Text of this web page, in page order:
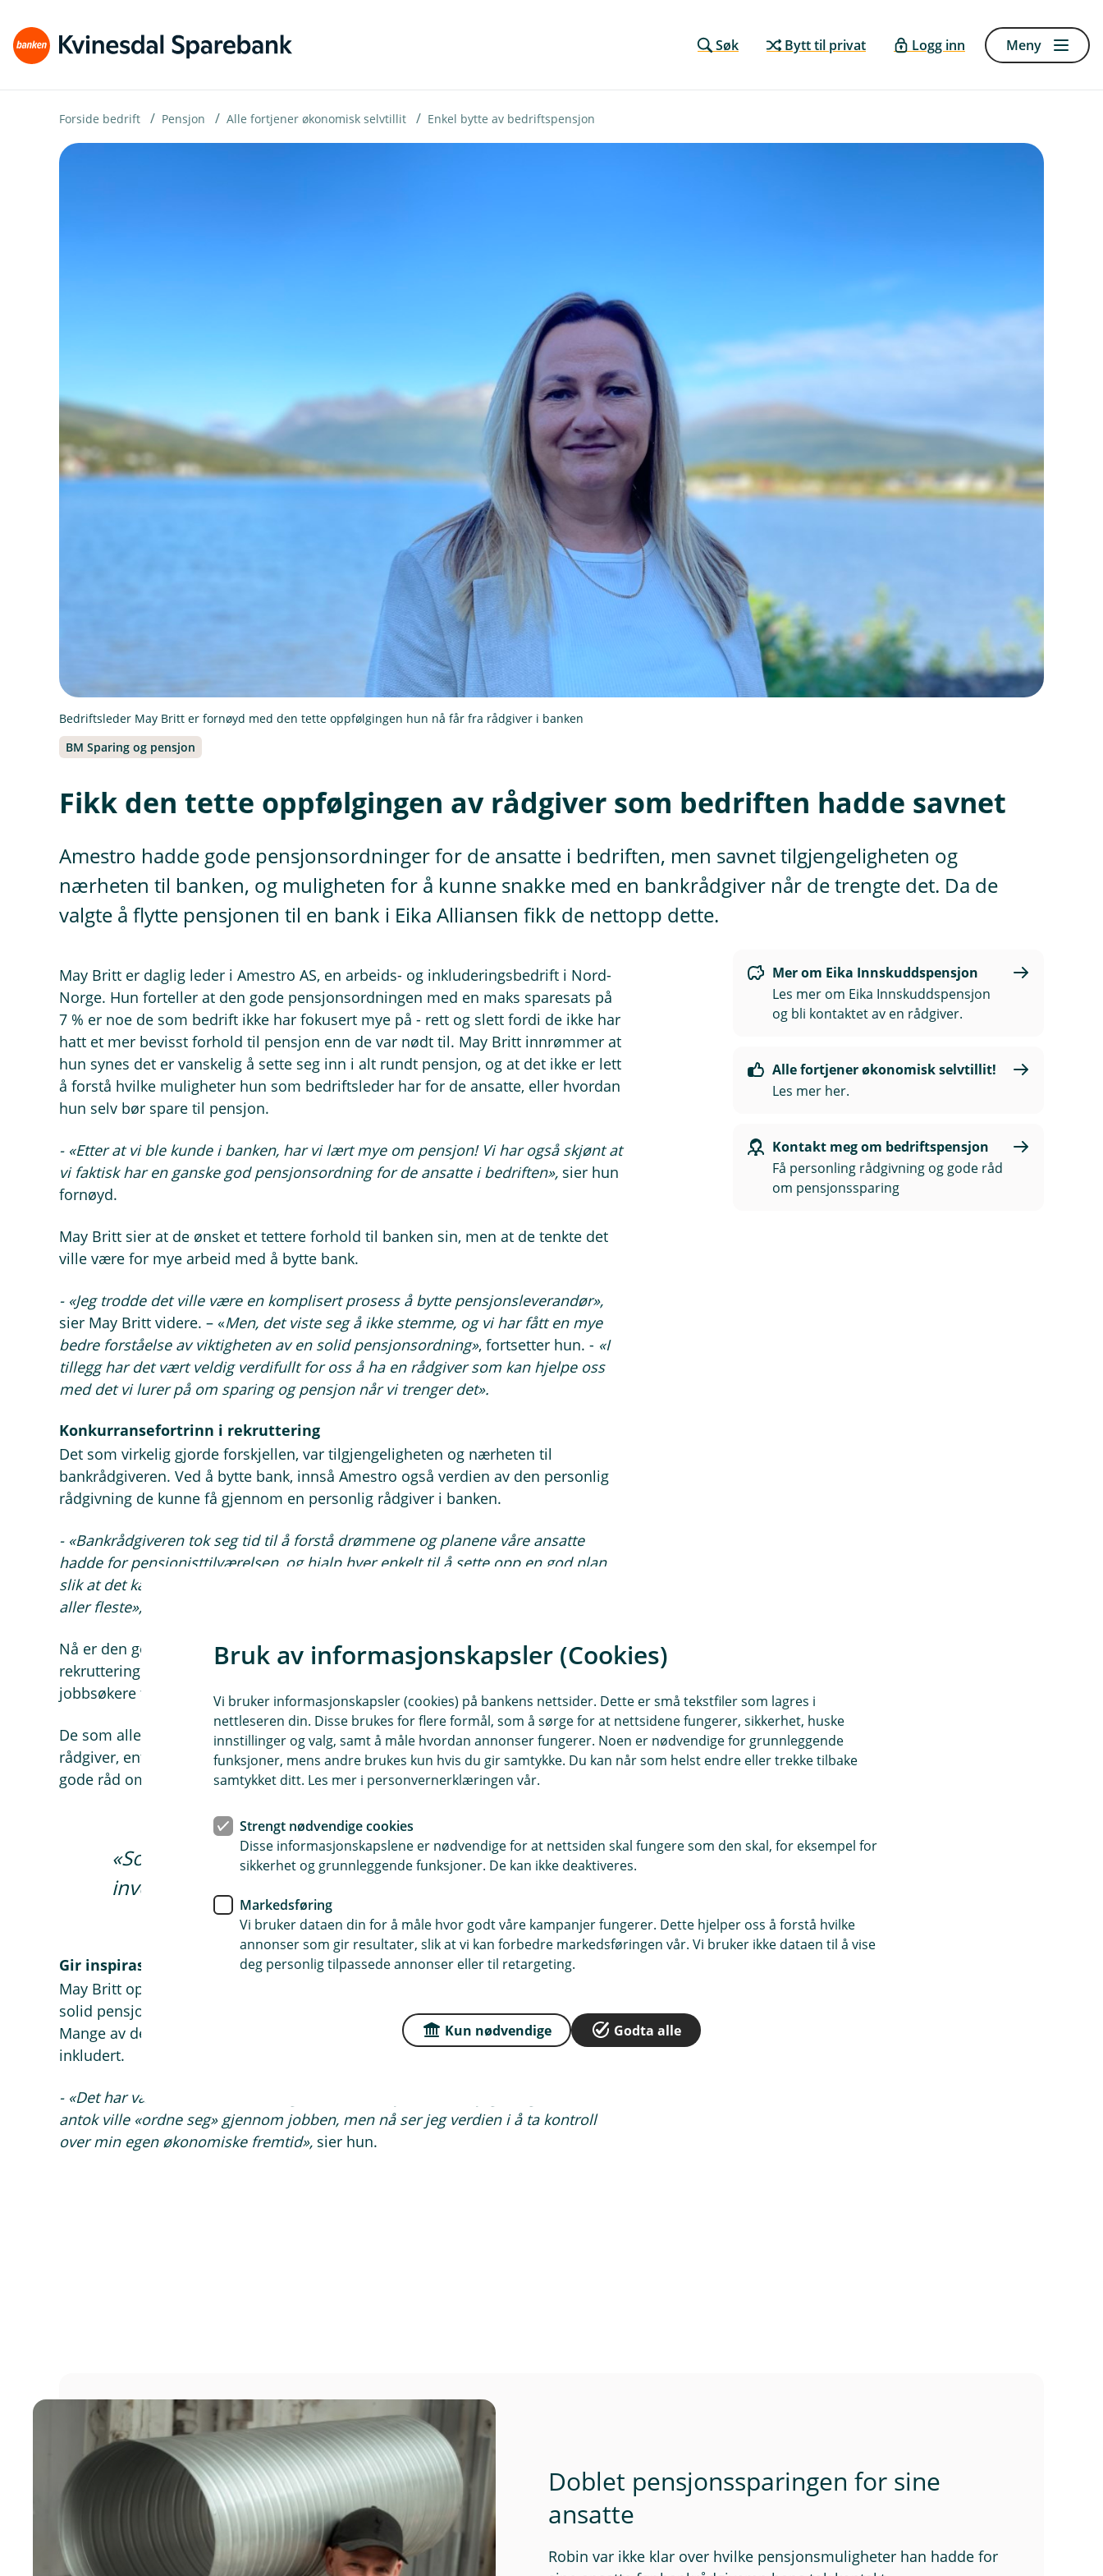
Søk Bytt til privat Logg inn Meny
Forside bedrift Pensjon Alle fortjener økonomisk selvtillit Enkel bytte av bedriftspensjon
Bedriftsleder May Britt er fornøyd med den tette oppfølgingen hun nå får fra rådgiver i banken
BM Sparing og pensjon
Fikk den tette oppfølgingen av rådgiver som bedriften hadde savnet
Amestro hadde gode pensjonsordninger for de ansatte i bedriften, men savnet tilgjengeligheten og
nærheten til banken, og muligheten for å kunne snakke med en bankrådgiver når de trengte det. Da de
valgte å flytte pensjonen til en bank i Eika Alliansen fikk de nettopp dette.
May Britt er daglig leder i Amestro AS, en arbeids- og inkluderingsbedrift i Nord-
Norge. Hun forteller at den gode pensjonsordningen med en maks sparesats på
7 % er noe de som bedrift ikke har fokusert mye på - rett og slett fordi de ikke har
hatt et mer bevisst forhold til pensjon enn de var nødt til. May Britt innrømmer at
hun synes det er vanskelig å sette seg inn i alt rundt pensjon, og at det ikke er lett
å forstå hvilke muligheter hun som bedriftsleder har for de ansatte, eller hvordan
hun selv bør spare til pensjon.
- «Etter at vi ble kunde i banken, har vi lært mye om pensjon! Vi har også skjønt at
vi faktisk har en ganske god pensjonsordning for de ansatte i bedriften», sier hun
fornøyd.
May Britt sier at de ønsket et tettere forhold til banken sin, men at de tenkte det
ville være for mye arbeid med å bytte bank.
- «Jeg trodde det ville være en komplisert prosess å bytte pensjonsleverandør»,
sier May Britt videre. – «Men, det viste seg å ikke stemme, og vi har fått en mye
bedre forståelse av viktigheten av en solid pensjonsordning», fortsetter hun. - «I
tillegg har det vært veldig verdifullt for oss å ha en rådgiver som kan hjelpe oss
med det vi lurer på om sparing og pensjon når vi trenger det».
Konkurransefortrinn i rekruttering
Det som virkelig gjorde forskjellen, var tilgjengeligheten og nærheten til
bankrådgiveren. Ved å bytte bank, innså Amestro også verdien av den personlig
rådgivning de kunne få gjennom en personlig rådgiver i banken.
- «Bankrådgiveren tok seg tid til å forstå drømmene og planene våre ansatte
hadde for pensjonisttilværelsen, og hjalp hver enkelt til å sette opp en god plan
slik at det kan være mulig å få drømmene oppfylt. Dette var høyt verdsatt hos de
aller fleste»,
Nå er den gode pensjonsordningen til de ansatte noe Amestro aktivt bruker i
rekruttering av nye ansatte. De merker også at en god pensjonsordning er noe
jobbsøkere forventer i større grad enn tidligere.
De som allerede arbeider hos Amestro setter stor pris på den hjelpen de får av
rådgiver, enten det er få hjelp til å få oversikt over sin egen pensjon, eller å få
gode råd om hvilke grep de kan ta for å få mest ut av pensjonssparingen sin.
«Som bedriftseier er dette én av de smarteste
investeringene vi har gjort!
Gir inspirasjon til egen privat pensjonssparing
May Britt opplever at når de ansatte forstår mer om hvor viktig det er med en
solid pensjonsordning, påvirker dette også interessen for sparing generelt.
Mange av de ansatte har nå begynt å spare til pensjon på egen hånd, May Britt
inkludert.
- «Det har vært en vekker for mange av oss. Pensjon var noe jeg tidligere bare
antok ville «ordne seg» gjennom jobben, men nå ser jeg verdien i å ta kontroll
over min egen økonomiske fremtid», sier hun.
Mer om Eika Innskuddspensjon
Les mer om Eika Innskuddspensjon
og bli kontaktet av en rådgiver.
Alle fortjener økonomisk selvtillit!
Les mer her.
Kontakt meg om bedriftspensjon
Få personling rådgivning og gode råd
om pensjonssparing
Doblet pensjonssparingen for sine
ansatte
Robin var ikke klar over hvilke pensjonsmuligheter han hadde for
Bruk av informasjonskapsler (Cookies)
Vi bruker informasjonskapsler (cookies) på bankens nettsider. Dette er små tekstfiler som lagres i
nettleseren din. Disse brukes for flere formål, som å sørge for at nettsidene fungerer, sikkerhet, huske
innstillinger og valg, samt å måle hvordan annonser fungerer. Noen er nødvendige for grunnleggende
funksjoner, mens andre brukes kun hvis du gir samtykke. Du kan når som helst endre eller trekke tilbake
samtykket ditt. Les mer i personvernerklæringen vår.
Strengt nødvendige cookies
Disse informasjonskapslene er nødvendige for at nettsiden skal fungere som den skal, for eksempel for
sikkerhet og grunnleggende funksjoner. De kan ikke deaktiveres.
Markedsføring
Vi bruker dataen din for å måle hvor godt våre kampanjer fungerer. Dette hjelper oss å forstå hvilke
annonser som gir resultater, slik at vi kan forbedre markedsføringen vår. Vi bruker ikke dataen til å vise
deg personlig tilpassede annonser eller til retargeting.
Kun nødvendige Godta alle